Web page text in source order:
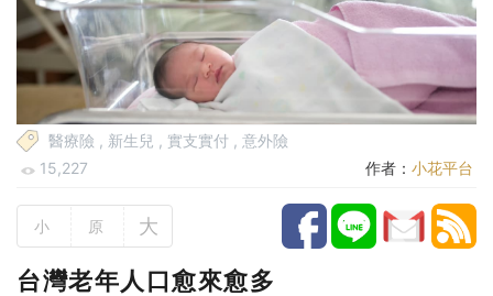
醫療險 , 新生兒 , 實支實付 , 意外險
15,227
作者： 小花平台
小 原 大
台灣老年人口愈來愈多